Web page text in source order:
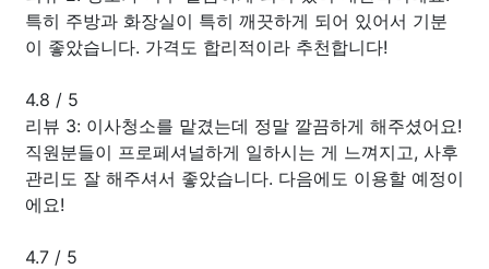
특히 주방과 화장실이 특히 깨끗하게 되어 있어서 기분
이 좋았습니다. 가격도 합리적이라 추천합니다!
4.8 / 5
리뷰 3: 이사청소를 맡겼는데 정말 깔끔하게 해주셨어요!
직원분들이 프로페셔널하게 일하시는 게 느껴지고, 사후
관리도 잘 해주셔서 좋았습니다. 다음에도 이용할 예정이
에요!
4.7 / 5